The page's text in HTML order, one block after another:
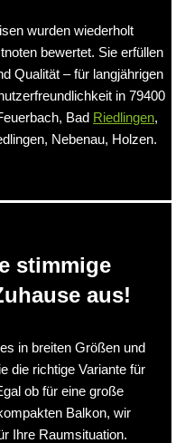
wurden wiederholt
bewertet. Sie erfüllen
Qualität – für langjährigen
in 79400
Bad Riedlingen,
Nebenau, Holzen.
stimmige
aus!
in breiten Größen und
die richtige Variante für
ob für eine große
Balkon, wir
Ihre Raumsituation.